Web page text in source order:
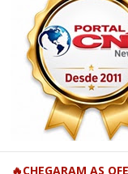
🔥CHEGARAM AS